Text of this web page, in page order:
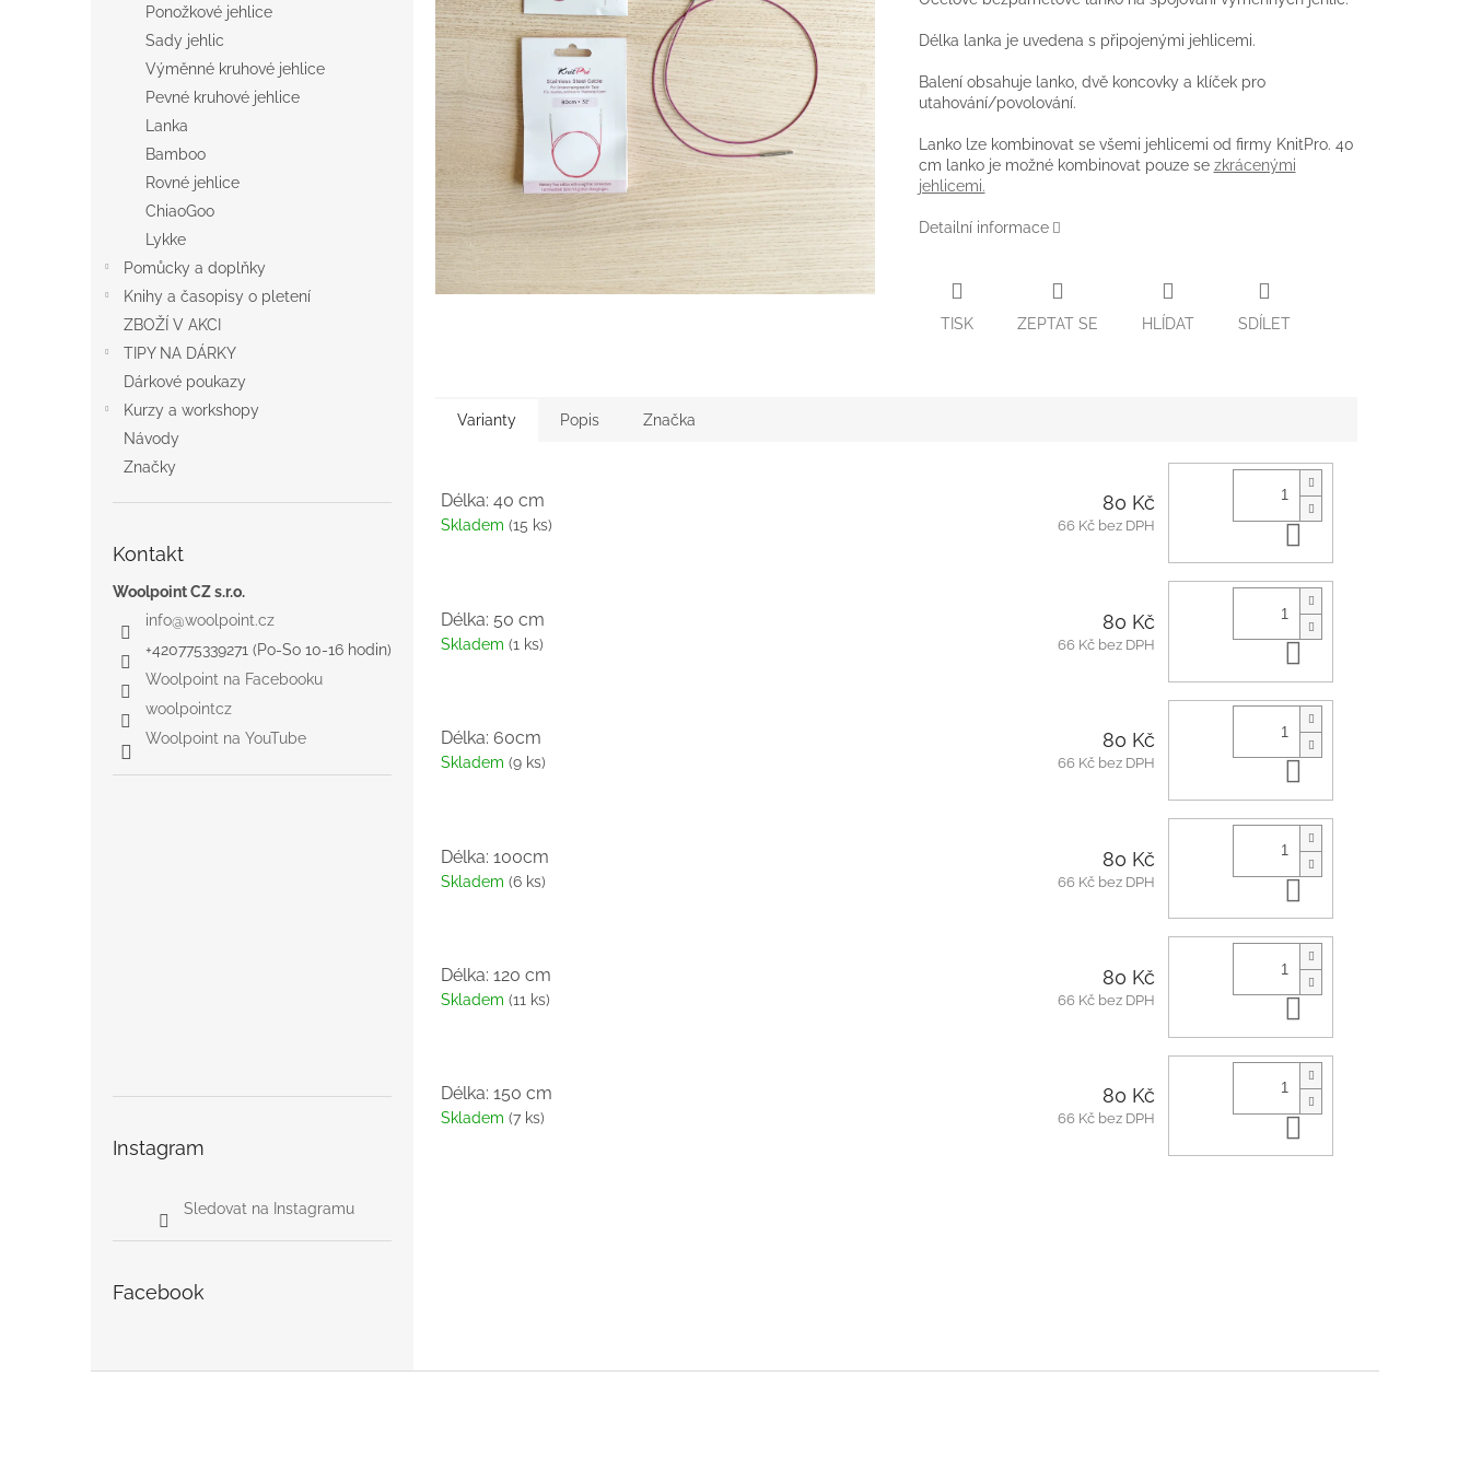
Ponožkové jehlice
Sady jehlic
Výměnné kruhové jehlice
Pevné kruhové jehlice
Lanka
Bamboo
Rovné jehlice
ChiaoGoo
Lykke
Pomůcky a doplňky
Knihy a časopisy o pletení
ZBOŽÍ V AKCI
TIPY NA DÁRKY
Dárkové poukazy
Kurzy a workshopy
Návody
Značky
Kontakt
Woolpoint CZ s.r.o.
info@woolpoint.cz
+420775339271 (Po-So 10-16 hodin)
Woolpoint na Facebooku
woolpointcz
Woolpoint na YouTube
Instagram
Sledovat na Instagramu
Facebook
Délka lanka je uvedena s připojenými jehlicemi.
Balení obsahuje lanko, dvě koncovky a klíček pro
utahování/povolování.
Lanko lze kombinovat se všemi jehlicemi od firmy KnitPro. 40
cm lanko je možné kombinovat pouze se zkrácenými
jehlicemi.
Detailní informace
TISK ZEPTAT SE HLÍDAT SDÍLET
Varianty Popis Značka
Délka: 40 cm
Skladem (15 ks)
80 Kč
66 Kč bez DPH
Délka: 50 cm
Skladem (1 ks)
80 Kč
66 Kč bez DPH
Délka: 60cm
Skladem (9 ks)
80 Kč
66 Kč bez DPH
Délka: 100cm
Skladem (6 ks)
80 Kč
66 Kč bez DPH
Délka: 120 cm
Skladem (11 ks)
80 Kč
66 Kč bez DPH
Délka: 150 cm
Skladem (7 ks)
80 Kč
66 Kč bez DPH